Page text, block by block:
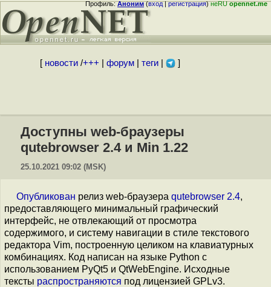
Профиль:Аноним(вход|регистрация)неRUopennet.me
[ новости/+++ форум| теги| ]
Доступны web-браузеры
qutebrowser 2.4 и Min 1.22
25.10.2021 09:02 (MSK)
Опубликован релиз web-браузера qutebrowser 2.4,
предоставляющего минимальный графический
интерфейс, не отвлекающий от просмотра
содержимого, и систему навигации в стиле текстового
редактора Vim, построенную целиком на клавиатурных
комбинациях. Код написан на языке Python с
использованием PyQt5 и QtWebEngine. Исходные
тексты распространяются под лицензией GPLv3.